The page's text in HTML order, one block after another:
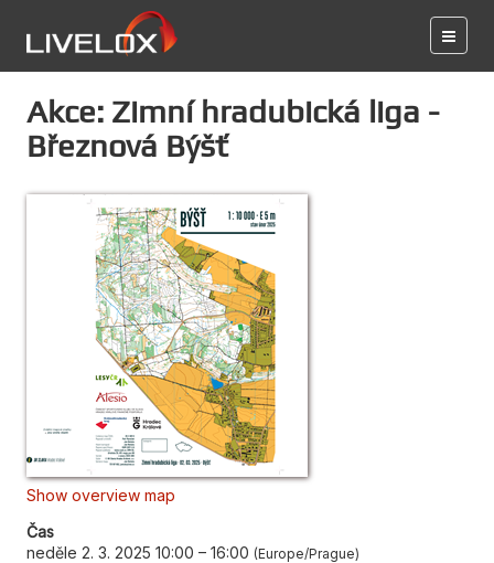
Akce: Zimní hradubická liga -
Březnová Býšť
Show overview map
Čas
neděle 2. 3. 2025 10:00 – 16:00 Europe/Prague